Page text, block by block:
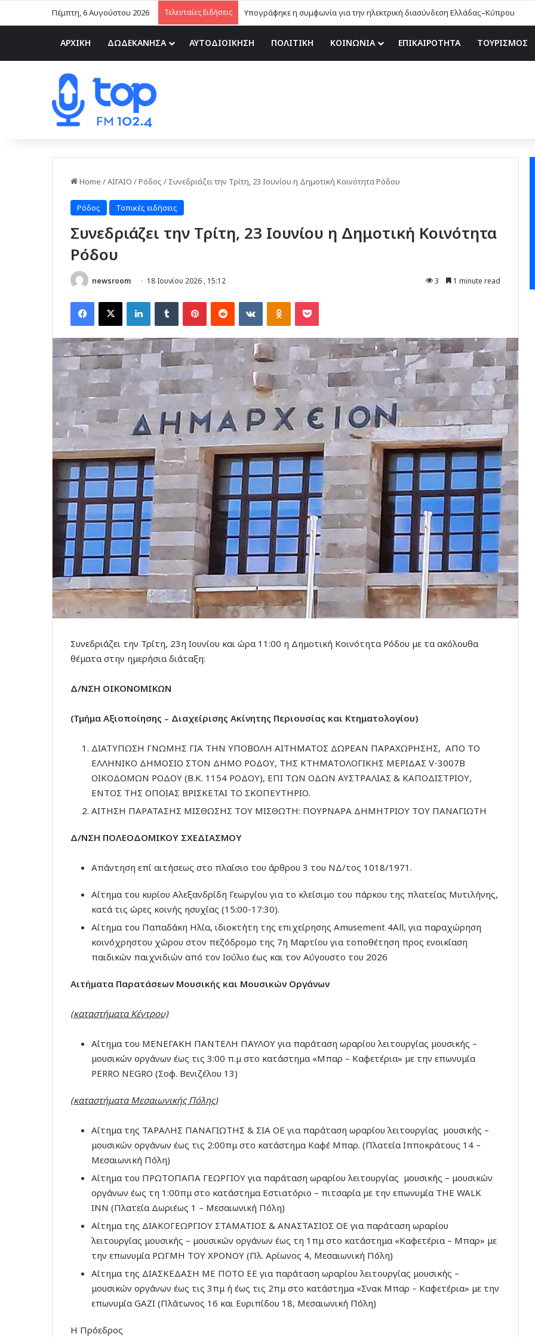
Πέμπτη, 6 Αυγούστου 2026 Τελευταίες Ειδήσεις
ΑΡΧΙΚΗ ΔΩΔΕΚΑΝΗΣΑ ΑΥΤΟΔΙΟΙΚΗΣΗ ΠΟΛΙΤΙΚΗ ΚΟΙΝΩΝΙΑ ΕΠΙΚΑΙΡΟΤΗΤΑ ΤΟΥΡΙΣΜΟΣ
Home /ΑΙΓΑΙΟ /Ρόδος / Συνεδριάζει την Τρίτη, 23 Ιουνίου η Δημοτική Κοινότητα Ρόδου
Ρόδος Τοπικές ειδήσεις
Συνεδριάζει την Τρίτη, 23 Ιουνίου η Δημοτική Κοινότητα
Ρόδου
newsroom 18 Ιουνίου 2026 , 15:12 3 1 minute read
Facebook
X LinkedInTumblr PinterestReddit VKontakteOdnoklassniki
Pocket
Συνεδριάζει την Τρίτη, 23η Ιουνίου και ώρα 11:00 η Δημοτική Κοινότητα Ρόδου με τα ακόλουθα
θέματα στην ημερήσια διάταξη:
Δ/ΝΣΗ ΟΙΚΟΝΟΜΙΚΩΝ
(Τμήμα Αξιοποίησης – Διαχείρισης Ακίνητης Περιουσίας και Κτηματολογίου)
ΔΙΑΤΥΠΩΣΗ ΓΝΩΜΗΣ ΓΙΑ ΤΗΝ ΥΠΟΒΟΛΗ ΑΙΤΗΜΑΤΟΣ ΔΩΡΕΑΝ ΠΑΡΑΧΩΡΗΣΗΣ, ΑΠΟ ΤΟ
ΕΛΛΗΝΙΚΟ ΔΗΜΟΣΙΟ ΣΤΟΝ ΔΗΜΟ ΡΟΔΟΥ, ΤΗΣ ΚΤΗΜΑΤΟΛΟΓΙΚΗΣ ΜΕΡΙΔΑΣ V-3007B
ΟΙΚΟΔΟΜΩΝ ΡΟΔΟΥ (Β.Κ. 1154 ΡΟΔΟΥ), ΕΠΙ ΤΩΝ ΟΔΩΝ ΑΥΣΤΡΑΛΙΑΣ & ΚΑΠΟΔΙΣΤΡΙΟΥ,
ΕΝΤΟΣ ΤΗΣ ΟΠΟΙΑΣ ΒΡΙΣΚΕΤΑΙ ΤΟ ΣΚΟΠΕΥΤΗΡΙΟ.
ΑΙΤΗΣΗ ΠΑΡΑΤΑΣΗΣ ΜΙΣΘΩΣΗΣ ΤΟΥ ΜΙΣΘΩΤΗ: ΠΟΥΡΝΑΡΑ ΔΗΜΗΤΡΙΟΥ ΤΟΥ ΠΑΝΑΓΙΩΤΗ
Δ/ΝΣΗ ΠΟΛΕΟΔΟΜΙΚΟΥ ΣΧΕΔΙΑΣΜΟΥ
Απάντηση επί αιτήσεως στο πλαίσιο του άρθρου 3 του ΝΔ/τος 1018/1971.
Αίτημα του κυρίου Αλεξανδρίδη Γεωργίου για το κλείσιμο του πάρκου της πλατείας Μυτιλήνης,
κατά τις ώρες κοινής ησυχίας (15:00-17:30).
Αίτημα του Παπαδάκη Ηλία, ιδιοκτήτη της επιχείρησης Amusement 4All, για παραχώρηση
κοινόχρηστου χώρου στον πεζόδρομο της 7η Μαρτίου για τοποθέτηση προς ενοικίαση
παιδικών παιχνιδιών από τον Ιούλιο έως και τον Αύγουστο του 2026
Αιτήματα Παρατάσεων Μουσικής και Μουσικών Οργάνων
(καταστήματα Κέντρου)
Αίτημα του ΜΕΝΕΓΑΚΗ ΠΑΝΤΕΛΗ ΠΑΥΛΟΥ για παράταση ωραρίου λειτουργίας μουσικής –
μουσικών οργάνων έως τις 3:00 π.μ στο κατάστημα «Μπαρ – Καφετέρια» με την επωνυμία
PERRO NEGRO (Σοφ. Βενιζέλου 13)
(καταστήματα Μεσαιωνικής Πόλης)
Αίτημα της ΤΑΡΑΛΗΣ ΠΑΝΑΓΙΩΤΗΣ & ΣΙΑ ΟΕ για παράταση ωραρίου λειτουργίας μουσικής –
μουσικών οργάνων έως τις 2:00πμ στο κατάστημα Καφέ Μπαρ. (Πλατεία Ιπποκράτους 14 –
Μεσαιωνική Πόλη)
Αίτημα του ΠΡΩΤΟΠΑΠΑ ΓΕΩΡΓΙΟΥ για παράταση ωραρίου λειτουργίας μουσικής – μουσικών
οργάνων έως τη 1:00πμ στο κατάστημα Εστιατόριο – πιτσαρία με την επωνυμία THE WALK
INN (Πλατεία Δωριέως 1 – Μεσαιωνική Πόλη)
Αίτημα της ΔΙΑΚΟΓΕΩΡΓΙΟΥ ΣΤΑΜΑΤΙΟΣ & ΑΝΑΣΤΑΣΙΟΣ ΟΕ για παράταση ωραρίου
λειτουργίας μουσικής – μουσικών οργάνων έως τη 1πμ στο κατάστημα «Καφετέρια – Μπαρ» με
την επωνυμία ΡΩΓΜΗ ΤΟΥ ΧΡΟΝΟΥ (Πλ. Αρίωνος 4, Μεσαιωνική Πόλη)
Αίτημα της ΔΙΑΣΚΕΔΑΣΗ ΜΕ ΠΟΤΟ ΕΕ για παράταση ωραρίου λειτουργίας μουσικής –
μουσικών οργάνων έως τις 3πμ ή έως τις 2πμ στο κατάστημα «Σνακ Μπαρ – Καφετέρια» με την
επωνυμία GAZI (Πλάτωνος 16 και Ευριπίδου 18, Μεσαιωνική Πόλη)
Η Πρόεδρος